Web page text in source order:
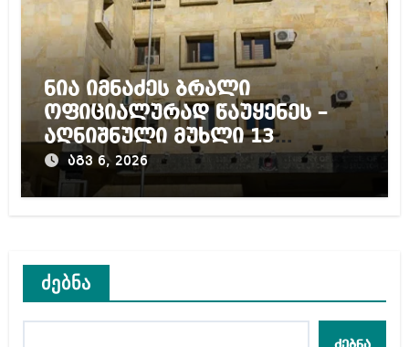
ნია იმნაძეს ბრალი
ოფიციალურად წაუყენეს –
აღნიშნული მუხლი 13
წლამდე პატიმრობას
ითვალისწინებს
აგვ 6, 2026
ძებნა